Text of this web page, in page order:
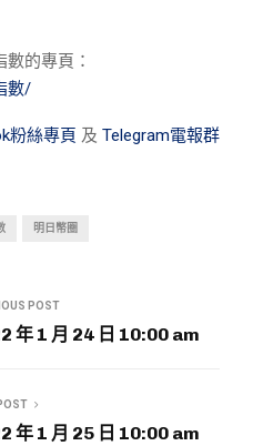
的專頁：
數/
粉絲專頁 及 Telegram電報群
明日幣圈
POST
年 1 月 24 日 10:00 am
年 1 月 25 日 10:00 am